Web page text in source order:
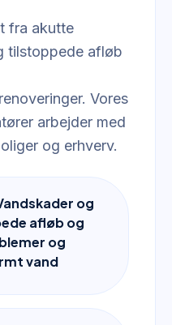
fra akutte
tilstoppede afløb
Vores
arbejder med
og erhverv.
og
afløb og
og
vand